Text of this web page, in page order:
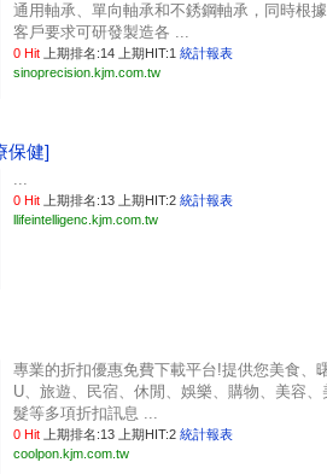
通用軸承、單向軸承和不銹鋼軸承，同時根據
客戶要求可研發製造各 ...
0 Hit 上期排名:14 上期HIT:1 統計報表
sinoprecision.kjm.com.tw
保健]
...
0 Hit 上期排名:13 上期HIT:2 統計報表
llifeintelligenc.kjm.com.tw
專業的折扣優惠免費下載平台!提供您美食、
U、旅遊、民宿、休閒、娛樂、購物、美容、
髮等多項折扣訊息 ...
0 Hit 上期排名:13 上期HIT:2 統計報表
coolpon.kjm.com.tw